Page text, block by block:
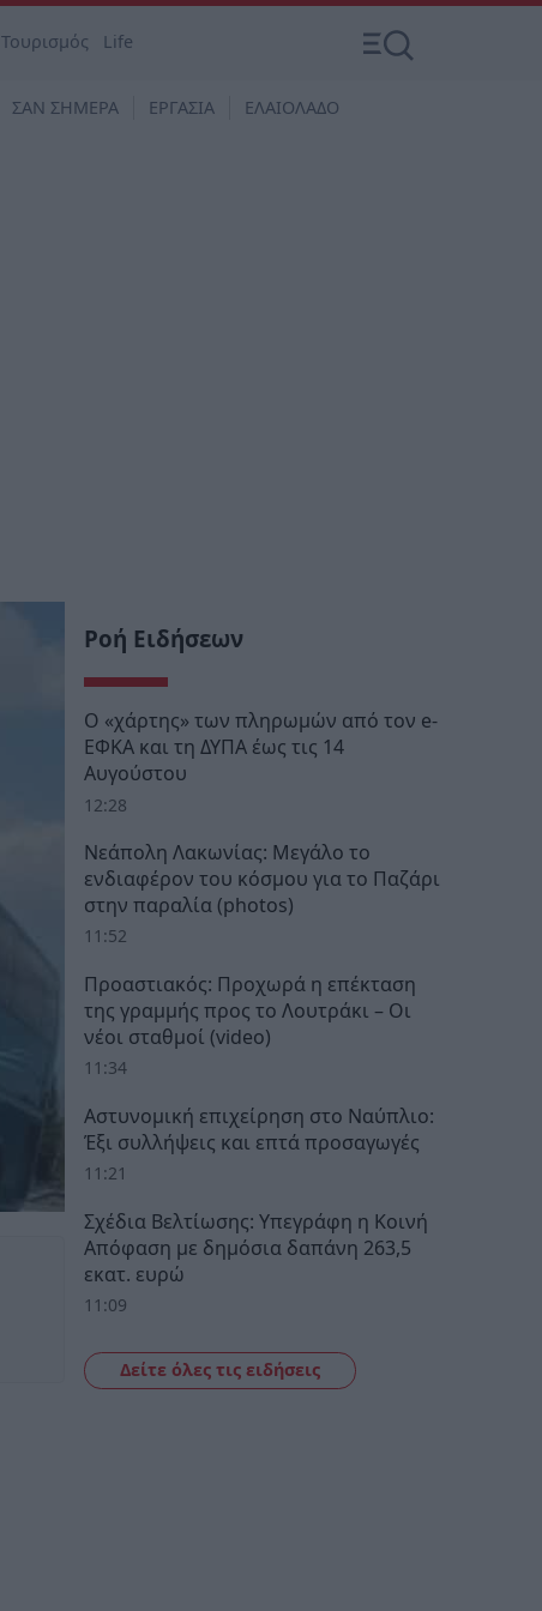
Τουρισμός Life
ΣΑΝ ΣΗΜΕΡΑ ΕΡΓΑΣΙΑ ΕΛΑΙΟΛΑΔΟ
Ροή Ειδήσεων
Ο «χάρτης» των πληρωμών από τον e-
ΕΦΚΑ και τη ΔΥΠΑ έως τις 14
Αυγούστου
12:28
Νεάπολη Λακωνίας: Μεγάλο το
ενδιαφέρον του κόσμου για το Παζάρι
στην παραλία (photos)
11:52
Προαστιακός: Προχωρά η επέκταση
της γραμμής προς το Λουτράκι – Οι
νέοι σταθμοί (video)
11:34
Αστυνομική επιχείρηση στο Ναύπλιο:
Έξι συλλήψεις και επτά προσαγωγές
11:21
Σχέδια Βελτίωσης: Υπεγράφη η Κοινή
Απόφαση με δημόσια δαπάνη 263,5
εκατ. ευρώ
11:09
Δείτε όλες τις ειδήσεις